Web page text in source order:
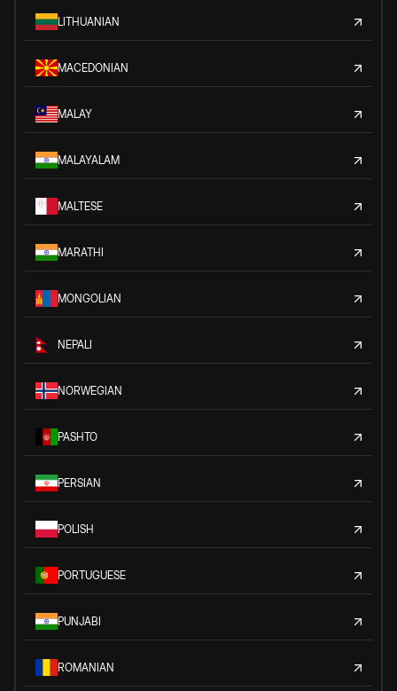
LITHUANIAN
MACEDONIAN
MALAY
MALAYALAM
MALTESE
MARATHI
MONGOLIAN
NEPALI
NORWEGIAN
PASHTO
PERSIAN
POLISH
PORTUGUESE
PUNJABI
ROMANIAN